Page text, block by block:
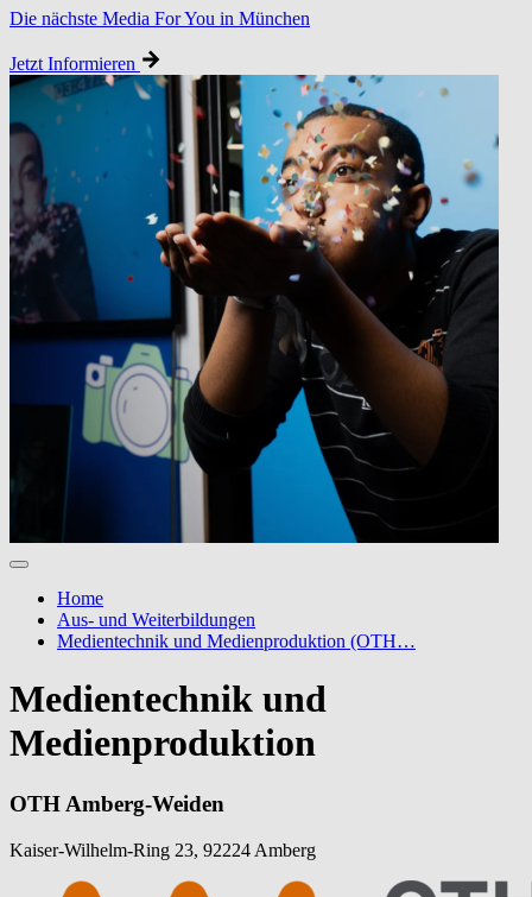
Die nächste Media For You in München
Jetzt Informieren
Home
Aus- und Weiterbildungen
Medientechnik und Medienproduktion (OTH…
Medientechnik und
Medienproduktion
OTH Amberg-Weiden
Kaiser-Wilhelm-Ring 23, 92224 Amberg